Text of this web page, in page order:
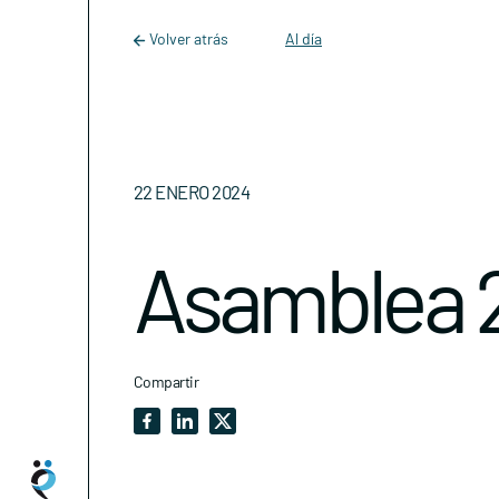
Main Navigation
Volver atrás Al día
22 ENERO 2024
Asamblea
Compartir